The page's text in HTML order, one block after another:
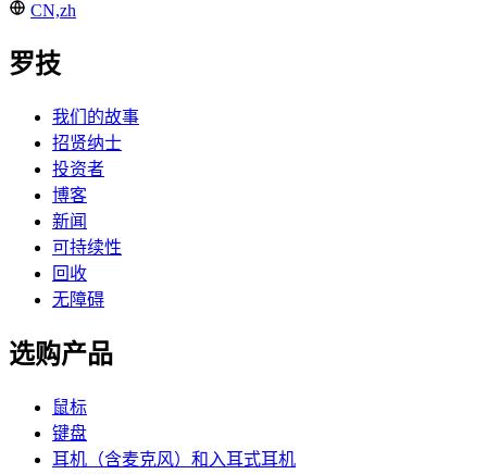
CN,zh
罗技
我们的故事
招贤纳士
投资者
博客
新闻
可持续性
回收
无障碍
选购产品
鼠标
键盘
耳机（含麦克风）和入耳式耳机